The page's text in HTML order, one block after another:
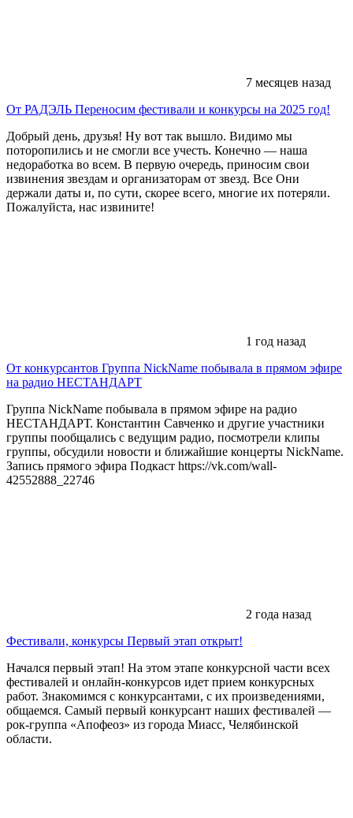
7 месяцев назад
От РАДЭЛЬ Переносим фестивали и конкурсы на 2025 год!
Добрый день, друзья! Ну вот так вышло. Видимо мы
поторопились и не смогли все учесть. Конечно — наша
недоработка во всем. В первую очередь, приносим свои
извинения звездам и организаторам от звезд. Все Они
держали даты и, по сути, скорее всего, многие их потеряли.
Пожалуйста, нас извините!
1 год назад
От конкурсантов Группа NickName побывала в прямом эфире
на радио НЕСТАНДАРТ
Группа NickName побывала в прямом эфире на радио
НЕСТАНДАРТ. Константин Савченко и другие участники
группы пообщались с ведущим радио, посмотрели клипы
группы, обсудили новости и ближайшие концерты NickName.
Запись прямого эфира Подкаст https://vk.com/wall-
42552888_22746
2 года назад
Фестивали, конкурсы Первый этап открыт!
Начался первый этап! На этом этапе конкурсной части всех
фестивалей и онлайн-конкурсов идет прием конкурсных
работ. Знакомимся с конкурсантами, с их произведениями,
общаемся. Самый первый конкурсант наших фестивалей —
рок-группа «Апофеоз» из города Миасс, Челябинской
области.